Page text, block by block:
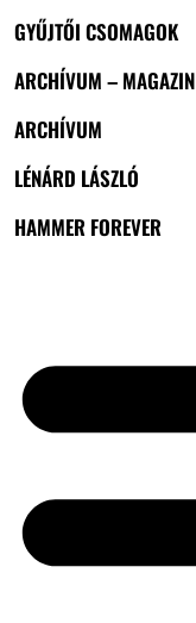
GYŰJTŐI CSOMAGOK
ARCHÍVUM – MAGAZIN
ARCHÍVUM
LÉNÁRD LÁSZLÓ
HAMMER FOREVER